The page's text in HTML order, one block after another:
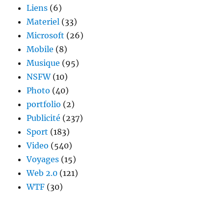
Liens (6)
Materiel (33)
Microsoft (26)
Mobile (8)
Musique (95)
NSFW(10)
Photo (40)
portfolio (2)
Publicité (237)
Sport (183)
Video (540)
Voyages (15)
Web 2.0 (121)
WTF (30)